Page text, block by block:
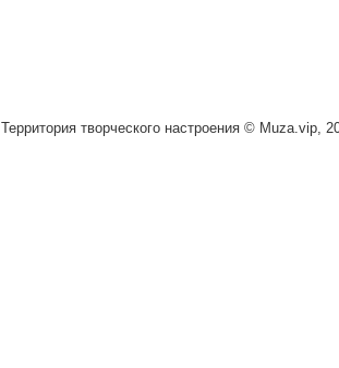
Территория творческого настроения © Muza.vip,